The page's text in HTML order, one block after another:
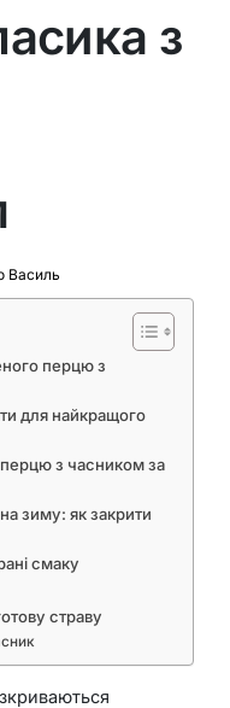
з
Василь
перцю з
для найкращого
з часником за
зиму: як закрити
смаку
страву